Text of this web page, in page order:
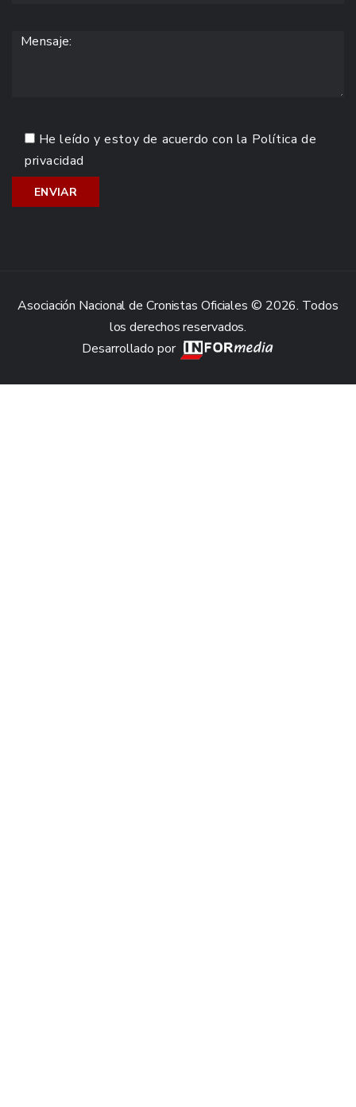
He leído y estoy de acuerdo con la Política de
privacidad
Asociación Nacional de Cronistas Oficiales © 2026. Todos
los derechos reservados.
Desarrollado por